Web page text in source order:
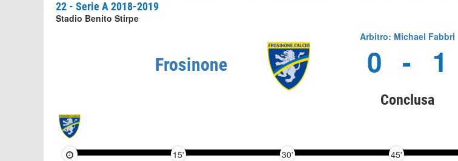
22 - Serie A 2018-2019
Stadio Benito Stirpe
Arbitro: Michael Fabbri
Frosinone 0 - 1
Conclusa
15' 30' 45'